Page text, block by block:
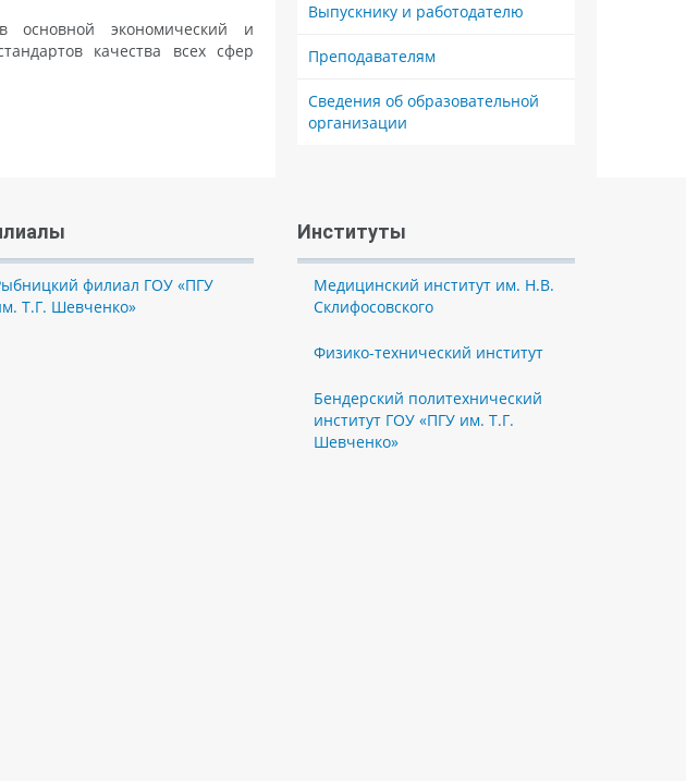
основной экономический и
качества всех сфер
Выпускнику и работодателю
Преподавателям
Сведения об образовательной
организации
филиал ГОУ «ПГУ
Т.Г. Шевченко»
Институты
Медицинский институт им. Н.В.
Склифосовского
Физико-технический институт
Бендерский политехнический
институт ГОУ «ПГУ им. Т.Г.
Шевченко»